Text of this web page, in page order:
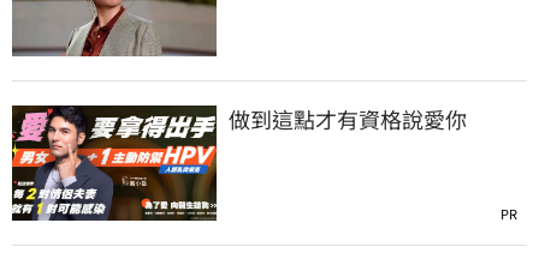
做到這點才有資格說愛你
PR